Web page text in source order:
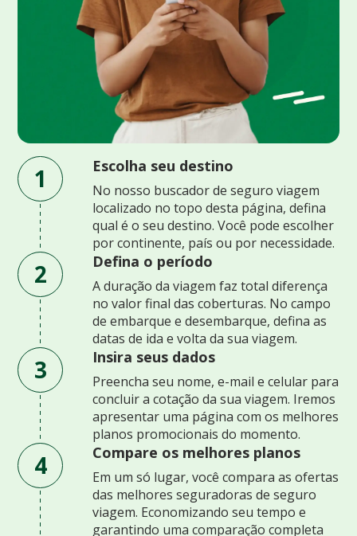
1 Escolha seu destino
No nosso buscador de seguro viagem
localizado no topo desta página, defina
qual é o seu destino. Você pode escolher
por continente, país ou por necessidade.
2 Defina o período
A duração da viagem faz total diferença
no valor final das coberturas. No campo
de embarque e desembarque, defina as
datas de ida e volta da sua viagem.
3 Insira seus dados
Preencha seu nome, e-mail e celular para
concluir a cotação da sua viagem. Iremos
apresentar uma página com os melhores
planos promocionais do momento.
4 Compare os melhores planos
Em um só lugar, você compara as ofertas
das melhores seguradoras de seguro
viagem. Economizando seu tempo e
garantindo uma comparação completa